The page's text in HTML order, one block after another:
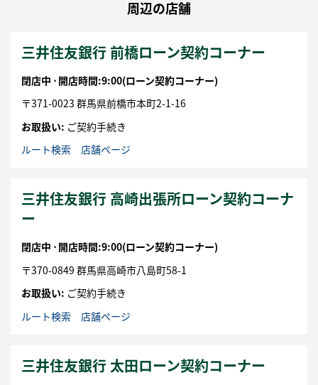
周辺の店舗
三井住友銀行 前橋ローン契約コーナー
閉店中 ⋅ 開店時間:9:00(ローン契約コーナー)
〒371-0023 群馬県前橋市本町2-1-16
お取扱い: ご契約手続き
ルート検索
店舗ページ
三井住友銀行 高崎出張所ローン契約コーナ
ー
閉店中 ⋅ 開店時間:9:00(ローン契約コーナー)
〒370-0849 群馬県高崎市八島町58-1
お取扱い: ご契約手続き
ルート検索
店舗ページ
三井住友銀行 太田ローン契約コーナー